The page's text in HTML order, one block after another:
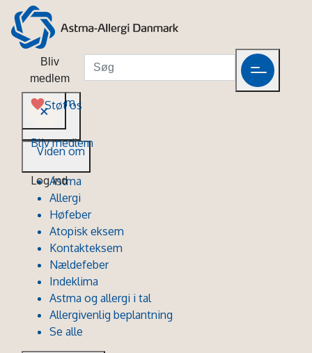
Bliv
medlem
Støt os
Bliv medlem
Log ind
Viden om
Viden om
Astma
Allergi
Høfeber
Atopisk eksem
Kontakteksem
Nældefeber
Indeklima
Astma og allergi i tal
Allergivenlig beplantning
Se alle